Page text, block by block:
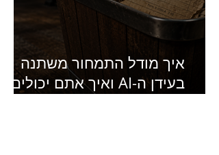
איך מודל התמחור משתנה
בעידן ה-AI ואיך אתם יכולים